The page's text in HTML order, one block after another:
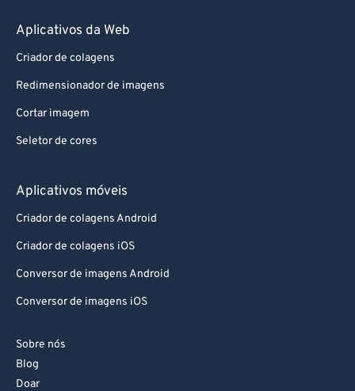
Aplicativos da Web
Criador de colagens
Redimensionador de imagens
Cortar imagem
Seletor de cores
Aplicativos móveis
Criador de colagens Android
Criador de colagens iOS
Conversor de imagens Android
Conversor de imagens iOS
Sobre nós
Blog
Doar